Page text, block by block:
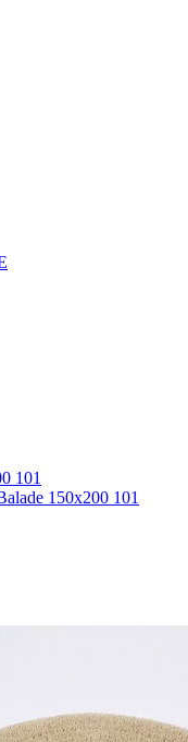
150x200 101